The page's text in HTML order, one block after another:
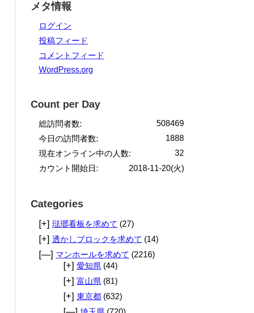
メタ情報
ログイン
投稿フィード
コメントフィード
WordPress.org
Count per Day
508469
総訪問者数:
1888
今日の訪問者数:
32
現在オンライン中の人数:
2018-11-20(火)
カウント開始日:
Categories
[+] 琺瑯看板を求めて (27)
[+] 透かしブロックを求めて (14)
[—] マンホールを求めて (2216)
[+] 愛知県 (44)
[+] 富山県 (81)
[+] 東京都 (632)